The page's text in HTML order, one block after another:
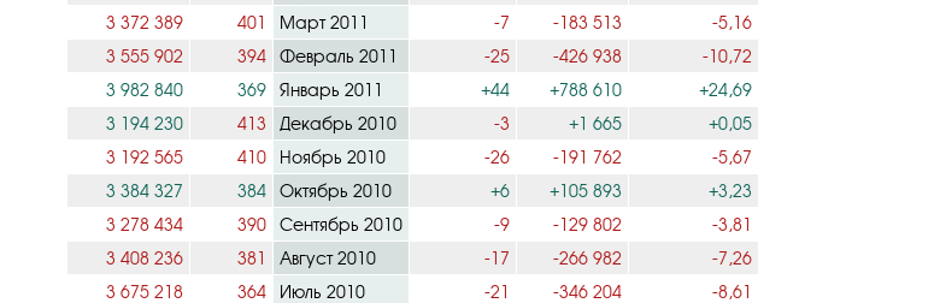
3 372 389
401 Март 2011 -7 -183 513
-5,16
3 555 902
394 Февраль 2011 -25 -426 938
-10,72
3 982 840
369 Январь 2011 +44 +788 610
+24,69
3 194 230
413 Декабрь 2010 -3 +1 665
+0,05
3 192 565
410 Ноябрь 2010 -26 -191 762
-5,67
3 384 327
384 Октябрь 2010 +6 +105 893
+3,23
3 278 434
390 Сентябрь 2010 -9 -129 802
-3,81
3 408 236
381 Август 2010 -17 -266 982
-7,26
3 675 218
364 Июль 2010 -21 -346 204
-8,61